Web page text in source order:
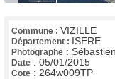
Commune : VIZILLE
Département : ISERE
Photographe :
Date : 05/01/2015
Cote : 264w009TP